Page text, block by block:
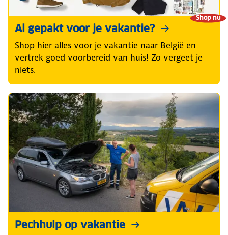
Shop nu
Al gepakt voor je vakantie?
Shop hier alles voor je vakantie naar België en
vertrek goed voorbereid van huis! Zo vergeet je
niets.
Pechhulp op vakantie